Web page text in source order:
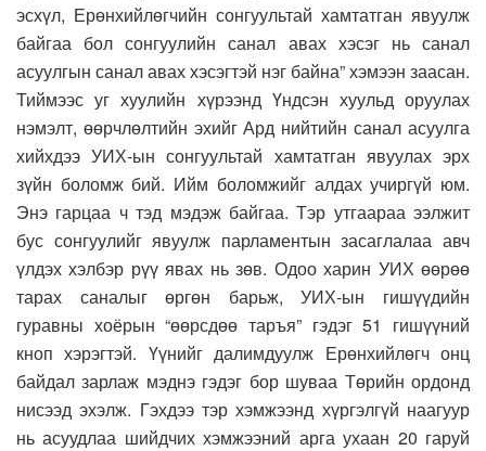
эсхүл, Ерөнхийлөгчийн сонгуультай хамтатган явуулж
байгаа бол сонгуулийн санал авах хэсэг нь санал
асуулгын санал авах хэсэгтэй нэг байна” хэмээн заасан.
Тиймээс уг хуулийн хүрээнд Үндсэн хуульд оруулах
нэмэлт, өөрчлөлтийн эхийг Ард нийтийн санал асуулга
хийхдээ УИХ-ын сонгуультай хамтатган явуулах эрх
зүйн боломж бий. Ийм боломжийг алдах учиргүй юм.
Энэ гарцаа ч тэд мэдэж байгаа. Тэр утгаараа ээлжит
бус сонгуулийг явуулж парламентын засаглалаа авч
үлдэх хэлбэр рүү явах нь зөв. Одоо харин УИХ өөрөө
тарах саналыг өргөн барьж, УИХ-ын гишүүдийн
гуравны хоёрын “өөрсдөө таръя” гэдэг 51 гишүүний
кноп хэрэгтэй. Үүнийг далимдуулж Ерөнхийлөгч онц
байдал зарлаж мэднэ гэдэг бор шуваа Төрийн ордонд
нисээд эхэлж. Гэхдээ тэр хэмжээнд хүргэлгүй наагуур
нь асуудлаа шийдчих хэмжээний арга ухаан 20 гаруй